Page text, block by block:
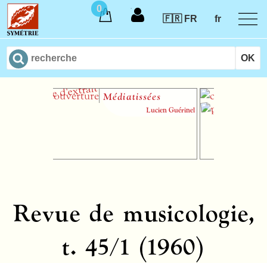
0
🇫🇷 FR
fr
Médiatissées
Lucien Guérinel
Revue de musicologie,
t. 45/1 (1960)